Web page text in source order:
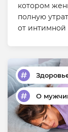
котором
полную
от интимной
О